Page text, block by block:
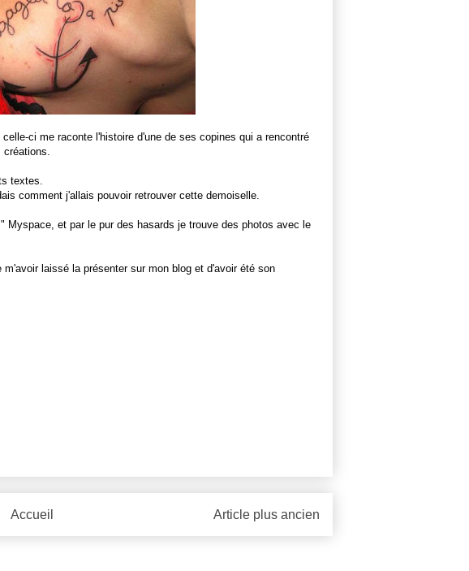
ci me raconte l'histoire d'une de ses copines qui a rencontré
textes.
comment j'allais pouvoir retrouver cette demoiselle.
Myspace, et par le pur des hasards je trouve des photos avec le
laissé la présenter sur mon blog et d'avoir été son
Article plus ancien
Accueil